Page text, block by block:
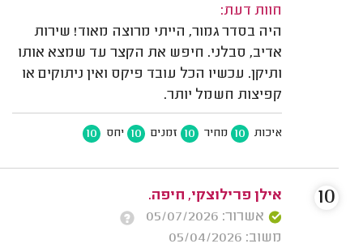
חוות דעת:
היה בסדר גמור, הייתי מרוצה מאוד! שירות
אדיב, סבלני. חיפש את הקצר עד שמצא אותו
ותיקן. עכשיו הכל עובד פיקס ואין ניתוקים או
קפיצות חשמל יותר.
איכות 10 מחיר 10 זמנים 10 יחס 10
אילן פרילוצקי, חיפה.
אשרור: 05/07/2026
משוב: 05/04/2026
10